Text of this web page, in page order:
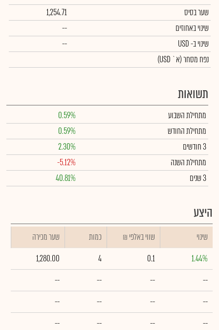
שער בסיס
1,254.71
שינוי באחוזים
--
שינויב- USD
--
נפח מסחר(א` USD)
תשואות
מתחילת השבוע
0.59%
מתחילת החודש
0.59%
3 חודשים
2.30%
מתחילת השנה
-5.12%
3 שנים
40.81%
היצע
שינוי ₪ שווי באלפי כמות
שער מכירה
1.44%
0.1
4
1,280.00
--
--
--
--
--
--
--
--
--
--
--
--